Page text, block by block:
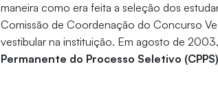
maneira como era feita a seleção dos
Comissão de Coordenação do Concurso
vestibular na instituição. Em agosto de
Permanente do Processo Seletivo (CPPS)